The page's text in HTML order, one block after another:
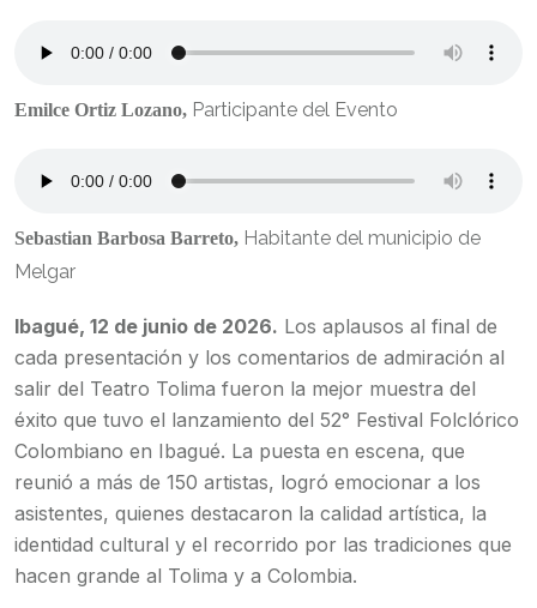
Emilce Ortiz Lozano, Participante del Evento
Sebastian Barbosa Barreto, Habitante del municipio de
Melgar
Ibagué, 12 de junio de 2026. Los aplausos al final de
cada presentación y los comentarios de admiración al
salir del Teatro Tolima fueron la mejor muestra del
éxito que tuvo el lanzamiento del 52° Festival Folclórico
Colombiano en Ibagué. La puesta en escena, que
reunió a más de 150 artistas, logró emocionar a los
asistentes, quienes destacaron la calidad artística, la
identidad cultural y el recorrido por las tradiciones que
hacen grande al Tolima y a Colombia.